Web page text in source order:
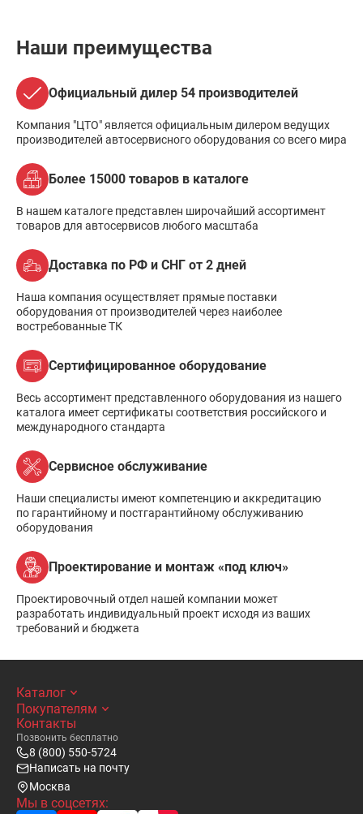
Наши преимущества
Официальный дилер 54 производителей
Компания "ЦТО" является официальным дилером ведущих
производителей автосервисного оборудования со всего мира
Более 15000 товаров в каталоге
В нашем каталоге представлен широчайший ассортимент
товаров для автосервисов любого масштаба
Доставка по РФ и СНГ от 2 дней
Наша компания осуществляет прямые поставки
оборудования от производителей через наиболее
востребованные ТК
Сертифицированное оборудование
Весь ассортимент представленного оборудования из нашего
каталога имеет сертификаты соответствия российского и
международного стандарта
Сервисное обслуживание
Наши специалисты имеют компетенцию и аккредитацию
по гарантийному и постгарантийному обслуживанию
оборудования
Проектирование и монтаж «под ключ»
Проектировочный отдел нашей компании может
разработать индивидуальный проект исходя из ваших
требований и бюджета
Каталог
Покупателям
Контакты
Позвонить бесплатно
8 (800) 550-5724
Написать на почту
Москва
Мы в соцсетях: